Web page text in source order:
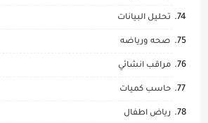
تحليل البيانات
صحه ورياضه
مراقب انشائي
حاسب كميات
رياض اطفال